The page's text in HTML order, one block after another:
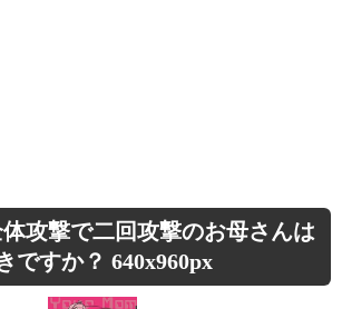
攻撃で二回攻撃のお母さんは
ですか？ 640x960px